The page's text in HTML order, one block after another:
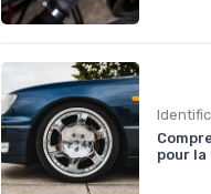
pour la